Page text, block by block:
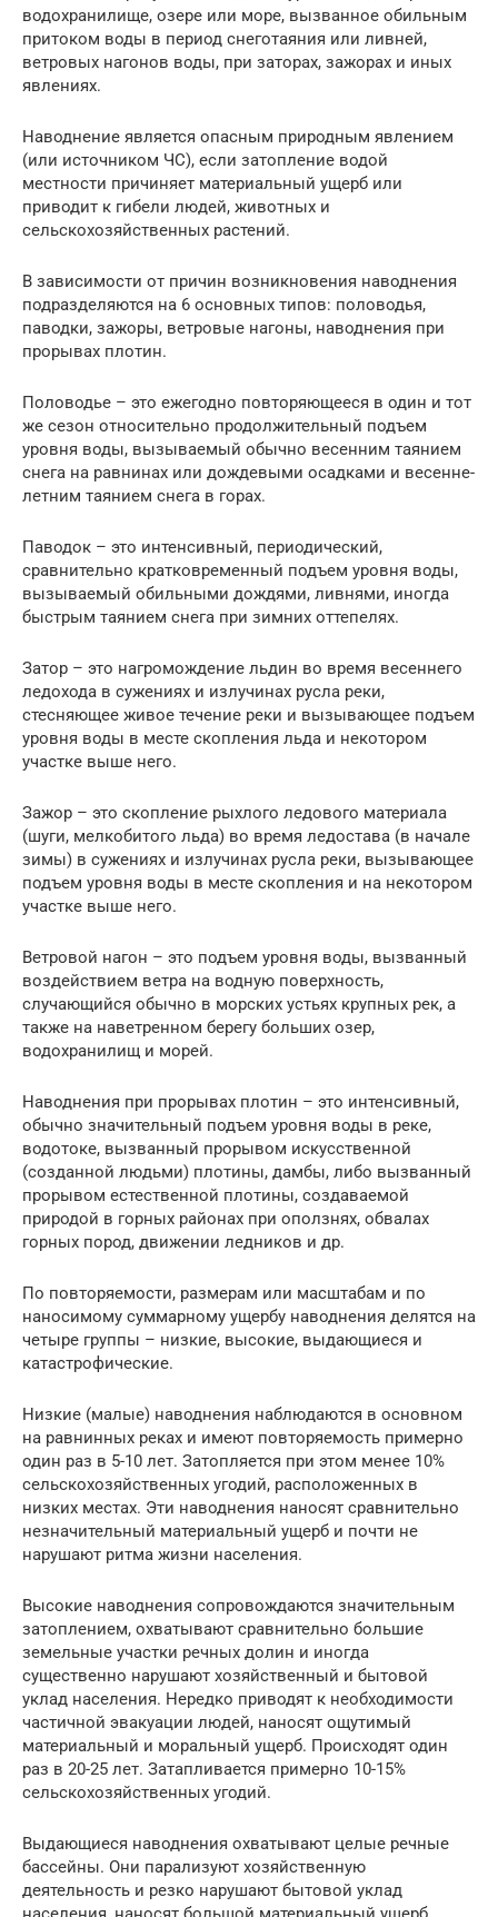
водохранилище, озере или море, вызванное обильным
притоком воды в период снеготаяния или ливней,
ветровых нагонов воды, при заторах, зажорах и иных
явлениях.
Наводнение является опасным природным явлением
(или источником ЧС), если затопление водой
местности причиняет материальный ущерб или
приводит к гибели людей, животных и
сельскохозяйственных растений.
В зависимости от причин возникновения наводнения
подразделяются на 6 основных типов: половодья,
паводки, зажоры, ветровые нагоны, наводнения при
прорывах плотин.
Половодье – это ежегодно повторяющееся в один и тот
же сезон относительно продолжительный подъем
уровня воды, вызываемый обычно весенним таянием
снега на равнинах или дождевыми осадками и весенне-
летним таянием снега в горах.
Паводок – это интенсивный, периодический,
сравнительно кратковременный подъем уровня воды,
вызываемый обильными дождями, ливнями, иногда
быстрым таянием снега при зимних оттепелях.
Затор – это нагромождение льдин во время весеннего
ледохода в сужениях и излучинах русла реки,
стесняющее живое течение реки и вызывающее подъем
уровня воды в месте скопления льда и некотором
участке выше него.
Зажор – это скопление рыхлого ледового материала
(шуги, мелкобитого льда) во время ледостава (в начале
зимы) в сужениях и излучинах русла реки, вызывающее
подъем уровня воды в месте скопления и на некотором
участке выше него.
Ветровой нагон – это подъем уровня воды, вызванный
воздействием ветра на водную поверхность,
случающийся обычно в морских устьях крупных рек, а
также на наветренном берегу больших озер,
водохранилищ и морей.
Наводнения при прорывах плотин – это интенсивный,
обычно значительный подъем уровня воды в реке,
водотоке, вызванный прорывом искусственной
(созданной людьми) плотины, дамбы, либо вызванный
прорывом естественной плотины, создаваемой
природой в горных районах при оползнях, обвалах
горных пород, движении ледников и др.
По повторяемости, размерам или масштабам и по
наносимому суммарному ущербу наводнения делятся на
четыре группы – низкие, высокие, выдающиеся и
катастрофические.
Низкие (малые) наводнения наблюдаются в основном
на равнинных реках и имеют повторяемость примерно
один раз в 5-10 лет. Затопляется при этом менее 10%
сельскохозяйственных угодий, расположенных в
низких местах. Эти наводнения наносят сравнительно
незначительный материальный ущерб и почти не
нарушают ритма жизни населения.
Высокие наводнения сопровождаются значительным
затоплением, охватывают сравнительно большие
земельные участки речных долин и иногда
существенно нарушают хозяйственный и бытовой
уклад населения. Нередко приводят к необходимости
частичной эвакуации людей, наносят ощутимый
материальный и моральный ущерб. Происходят один
раз в 20-25 лет. Затапливается примерно 10-15%
сельскохозяйственных угодий.
Выдающиеся наводнения охватывают целые речные
бассейны. Они парализуют хозяйственную
деятельность и резко нарушают бытовой уклад